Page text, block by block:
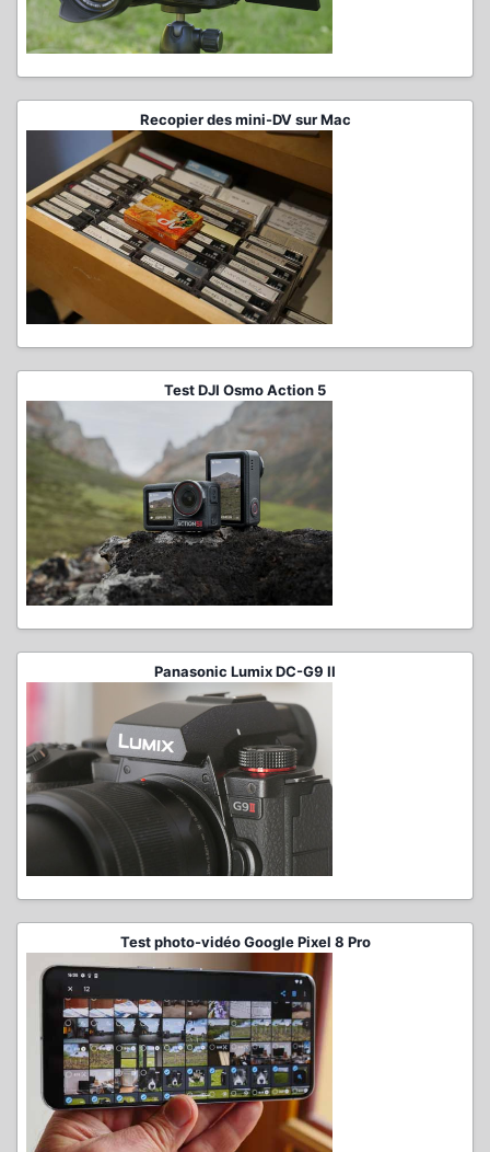
Recopier des mini-DV sur Mac
Test DJI Osmo Action 5
Panasonic Lumix DC-G9 II
Test photo-vidéo Google Pixel 8 Pro